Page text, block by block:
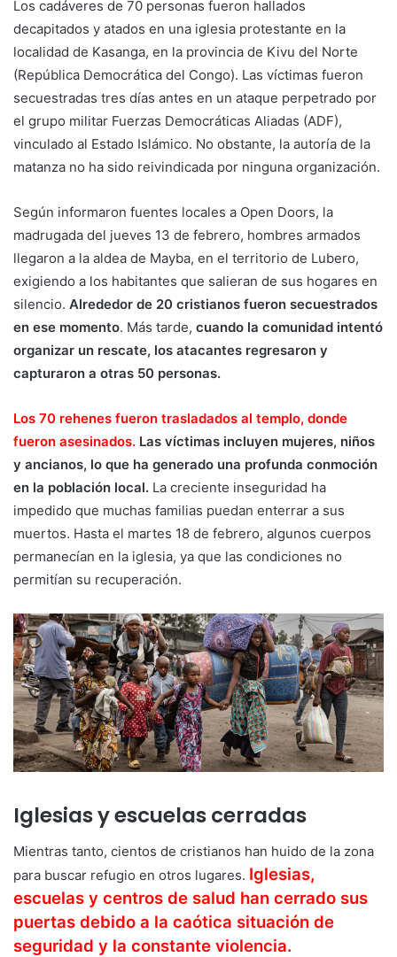
Los cadáveres de 70 personas fueron hallados
decapitados y atados en una iglesia protestante en la
localidad de Kasanga, en la provincia de Kivu del Norte
(República Democrática del Congo). Las víctimas fueron
secuestradas tres días antes en un ataque perpetrado por
el grupo militar Fuerzas Democráticas Aliadas (ADF),
vinculado al Estado Islámico. No obstante, la autoría de la
matanza no ha sido reivindicada por ninguna organización.
Según informaron fuentes locales a Open Doors, la
madrugada del jueves 13 de febrero, hombres armados
llegaron a la aldea de Mayba, en el territorio de Lubero,
exigiendo a los habitantes que salieran de sus hogares en
silencio. Alrededor de 20 cristianos fueron secuestrados
en ese momento. Más tarde, cuando la comunidad intentó
organizar un rescate, los atacantes regresaron y
capturaron a otras 50 personas.
Los 70 rehenes fueron trasladados al templo, donde
fueron asesinados. Las víctimas incluyen mujeres, niños
y ancianos, lo que ha generado una profunda conmoción
en la población local. La creciente inseguridad ha
impedido que muchas familias puedan enterrar a sus
muertos. Hasta el martes 18 de febrero, algunos cuerpos
permanecían en la iglesia, ya que las condiciones no
permitían su recuperación.
Iglesias y escuelas cerradas
Mientras tanto, cientos de cristianos han huido de la zona
para buscar refugio en otros lugares. Iglesias,
escuelas y centros de salud han cerrado sus
puertas debido a la caótica situación de
seguridad y la constante violencia.